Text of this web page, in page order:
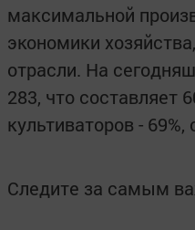
максимальной
экономики
отрасли. На
283, что составляет
культиваторов - 69%,
Следите за самым